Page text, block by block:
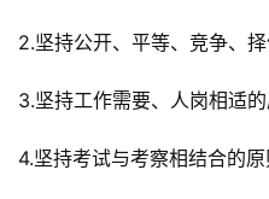
2.坚持公开、平等、竞争、择
3.坚持工作需要、人岗相适的
4.坚持考试与考察相结合的原